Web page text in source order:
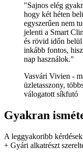
"Sajnos elég
hogy két héten
egyszerűen nem
jelenti a Smart
és rövid időn
inkább fontos,
nap használok."
Vasvári Vivien -
üzletasszony,
válogatott síkfutó
Gyakran
A leggyakoribb
+ Gyári alkatrészt